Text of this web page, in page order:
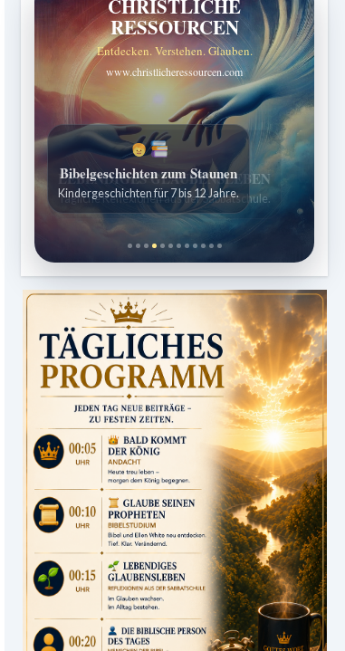
CHRISTLICHE
RESSOURCEN
Entdecken. Verstehen. Glauben.
www.christlicheressourcen.com
Bibelgeschichten zum Staunen
Kindergeschichten für 7 bis 12 Jahre.